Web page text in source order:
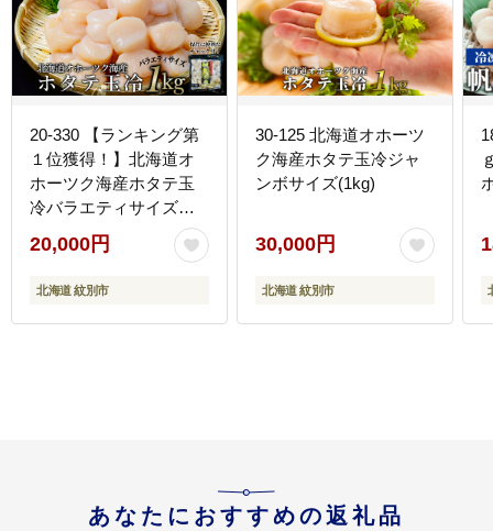
20-330 【ランキング第
１位獲得！】北海道オ
ホーツク海産ホタテ玉
冷バラエティサイズ
(1kg)｜ 訳あり サイズ不
揃い
20,000円
北海道 紋別市
30-125 北海道オホーツ
ク海産ホタテ玉冷ジャ
ンボサイズ(1kg)
30,000円
北海道 紋別市
あなたにおすすめの返礼品